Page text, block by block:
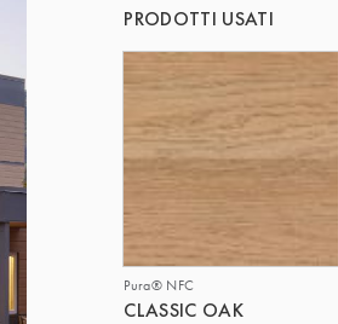
PRODOTTI USATI
Pura® NFC
CLASSIC OAK